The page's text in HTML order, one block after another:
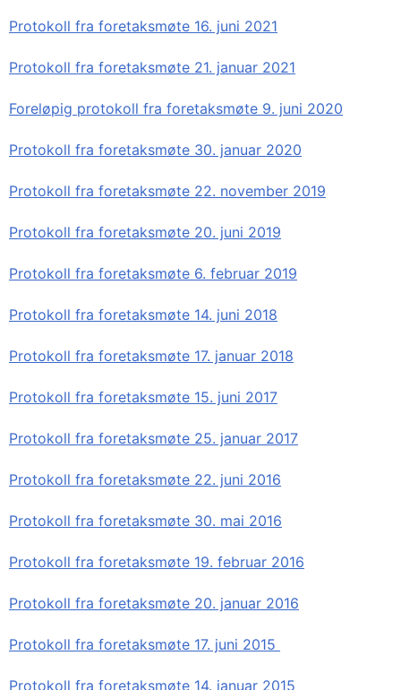
Protokoll fra foretaksmøte 16. juni 2021
Protokoll fra foretaksmøte 21. januar 2021
Foreløpig protokoll fra foretaksmøte 9. juni 2020
Protokoll fra foretaksmøte 30. januar 2020
Protokoll fra foretaksmøte 22. november 2019
Protokoll fra foretaksmøte 20. juni 2019
Protokoll fra foretaksmøte 6. februar 2019
Protokoll fra foretaksmøte 14. juni 2018
Protokoll fra foretaksmøte 17. januar 2018
Protokoll fra foretaksmøte 15. juni 2017
Protokoll fra foretaksmøte 25. januar 2017
Protokoll fra foretaksmøte 22. juni 2016
Protokoll fra foretaksmøte 30. mai 2016
Protokoll fra foretaksmøte 19. februar 2016
Protokoll fra foretaksmøte 20. januar 2016
Protokoll fra foretaksmøte 17. juni 2015
Protokoll fra foretaksmøte 14. januar 2015